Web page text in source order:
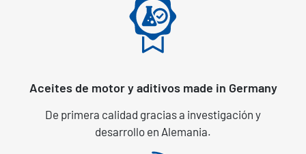
Aceites de motor y aditivos made in Germany
De primera calidad gracias a investigación y
desarrollo en Alemania.